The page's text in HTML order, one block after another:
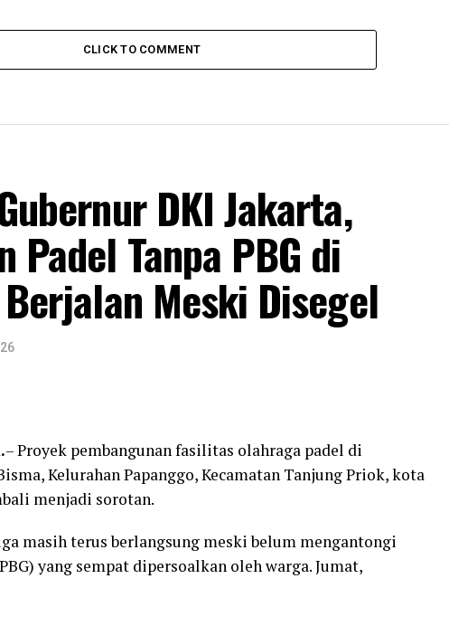
CLICK TO COMMENT
DKI Jakarta,
Padel Tanpa PBG di
Meski Disegel
– Proyek pembangunan fasilitas olahraga padel di
Kelurahan Papanggo, Kecamatan Tanjung Priok, kota
menjadi sorotan.
masih terus berlangsung meski belum mengantongi
yang sempat dipersoalkan oleh warga. Jumat,